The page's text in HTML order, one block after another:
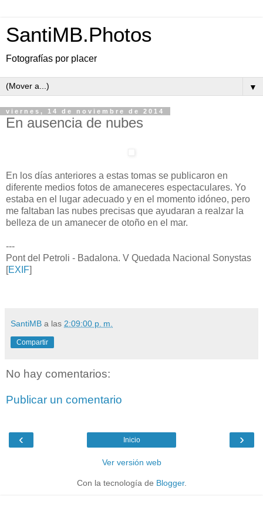
SantiMB.Photos
Fotografías por placer
▼
viernes, 14 de noviembre de 2014
En ausencia de nubes
En los días anteriores a estas tomas se publicaron en
diferente medios fotos de amaneceres espectaculares. Yo
estaba en el lugar adecuado y en el momento idóneo, pero
me faltaban las nubes precisas que ayudaran a realzar la
belleza de un amanecer de otoño en el mar.
---
Pont del Petroli - Badalona. V Quedada Nacional Sonystas
[EXIF]
SantiMB a las 2:09:00 p. m.
Compartir
No hay comentarios:
Publicar un comentario
‹ ›
Inicio
Ver versión web
Con la tecnología de Blogger.